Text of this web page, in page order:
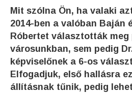
Mit szólna Ön, ha valaki
2014-ben a valóban Baján
Róbertet választották
városunkban, sem pedig
képviselőnek a 6-os
Elfogadjuk, első hallásra
állításnak tűnik, pedig